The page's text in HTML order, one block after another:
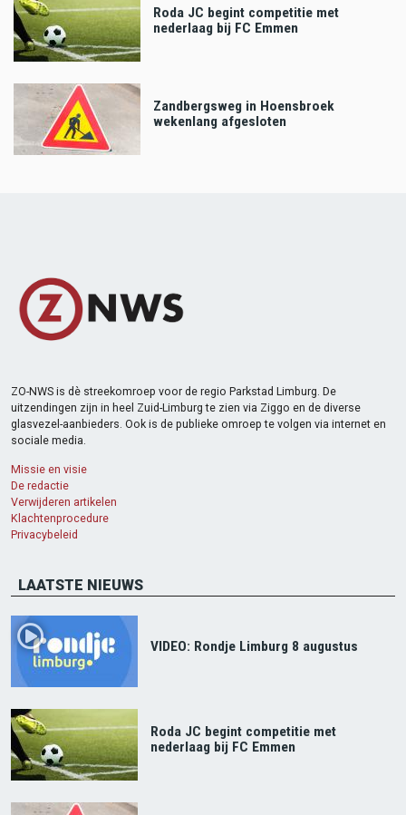
Roda JC begint competitie met
nederlaag bij FC Emmen
Zandbergsweg in Hoensbroek
wekenlang afgesloten
ZO-NWS is dè streekomroep voor de regio Parkstad Limburg. De
uitzendingen zijn in heel Zuid-Limburg te zien via Ziggo en de diverse
glasvezel-aanbieders. Ook is de publieke omroep te volgen via internet en
sociale media.
Missie en visie
De redactie
Verwijderen artikelen
Klachtenprocedure
Privacybeleid
LAATSTE NIEUWS
VIDEO: Rondje Limburg 8 augustus
Roda JC begint competitie met
nederlaag bij FC Emmen